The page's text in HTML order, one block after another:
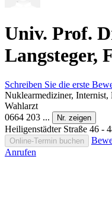
Univ. Prof.
Langsteger,
Schreiben Sie die erste
Nuklearmediziner,
Wahlarzt
0664 203 ...
Nr. zeigen
Heiligenstädter Straße 46 -
Online-Termin buchen
Anrufen